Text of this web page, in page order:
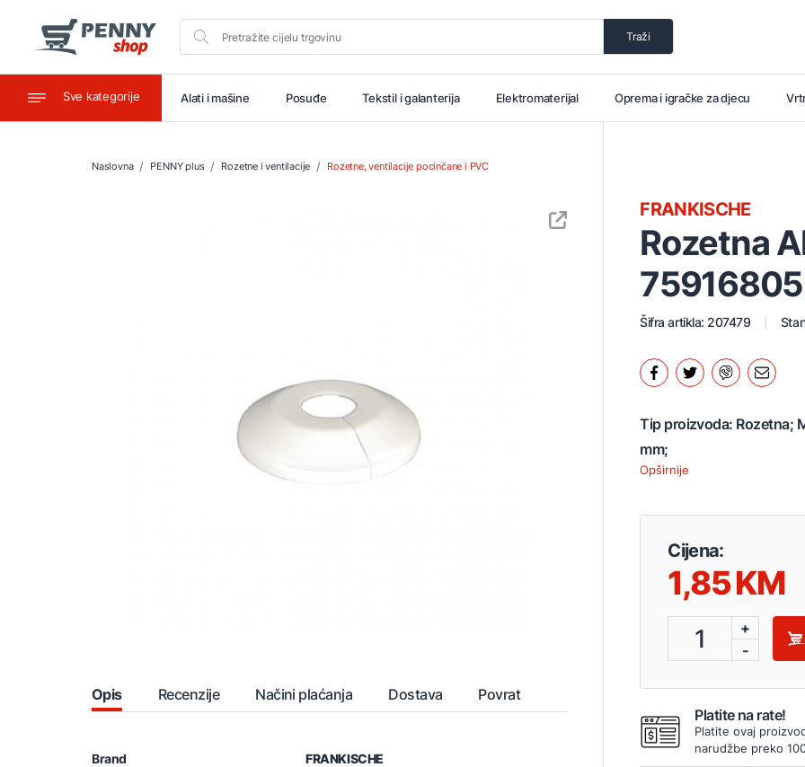
Traži
Sve kategorije
Ugostiteljstvo Alati i mašine Posuđe Tekstil i galanterija Elektromaterijal Oprema i igračke za djecu
Naslovna PENNY plus Rozetne i ventilacije Rozetne, ventilacije pocinčane i PVC
Opis Recenzije Načini plaćanja Dostava Povrat
Brand
FRANKISCHE
Rozetna
75916805
FRANKISCHE
Šifra artikla: 207479
Tip proizvoda: Rozetna;
mm;
Opširnije
Cijena:
1,85
1
+
-
Platite na rate!
Platite ovaj
narudžbe preko